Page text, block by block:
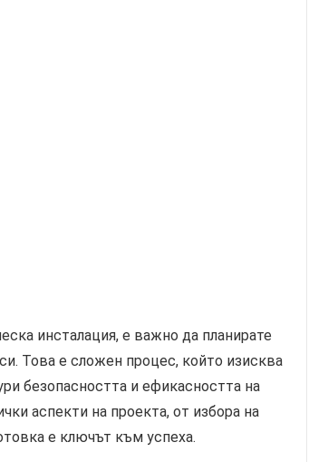
инсталация, е важно да планирате
Това е сложен процес, който изисква
безопасността и ефикасността на
аспекти на проекта, от избора на
е ключът към успеха.